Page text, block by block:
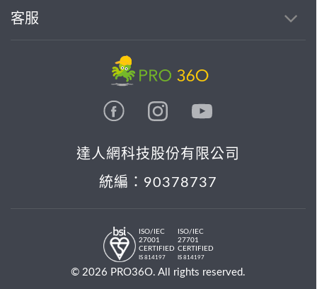
客服
達人網科技股份有限公司
統編：90378737
ISO/IEC
27001
CERTIFIED
IS 814197
ISO/IEC
27701
CERTIFIED
IS 814197
© 2026 PRO36O. All rights reserved.